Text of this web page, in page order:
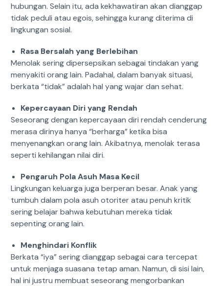
hubungan.Selain itu, ada kekhawatiran akan dianggap
tidak peduli atau egois, sehingga kurang diterima di
lingkungan sosial.
Rasa Bersalah yang Berlebihan
Menolak sering dipersepsikan sebagai tindakan yang
menyakiti orang lain.Padahal, dalam banyak situasi,
berkata “tidak” adalah hal yang wajar dan sehat.
Kepercayaan Diri yang Rendah
Seseorang dengan kepercayaan diri rendah cenderung
merasa dirinya hanya “berharga” ketika bisa
menyenangkan orang lain.Akibatnya, menolak terasa
seperti kehilangan nilai diri.
Pengaruh Pola Asuh Masa Kecil
Lingkungan keluarga juga berperan besar.Anak yang
tumbuh dalam pola asuh otoriter atau penuh kritik
sering belajar bahwa kebutuhan mereka tidak
sepenting orang lain.
Menghindari Konflik
Berkata “iya” sering dianggap sebagai cara tercepat
untuk menjaga suasana tetap aman.Namun, di sisi lain,
hal ini justru membuat seseorang mengorbankan